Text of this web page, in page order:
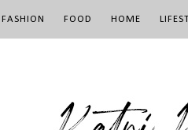
FASHION FOOD HOME